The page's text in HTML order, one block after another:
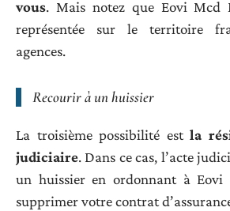
vous. Mais notez que Eovi Mcd
représentée sur le territoire
agences.
Recourir à un huissier
La troisième possibilité estla
judiciaire. Dans ce cas, l’acte
un huissier en ordonnant à
supprimer votre contrat